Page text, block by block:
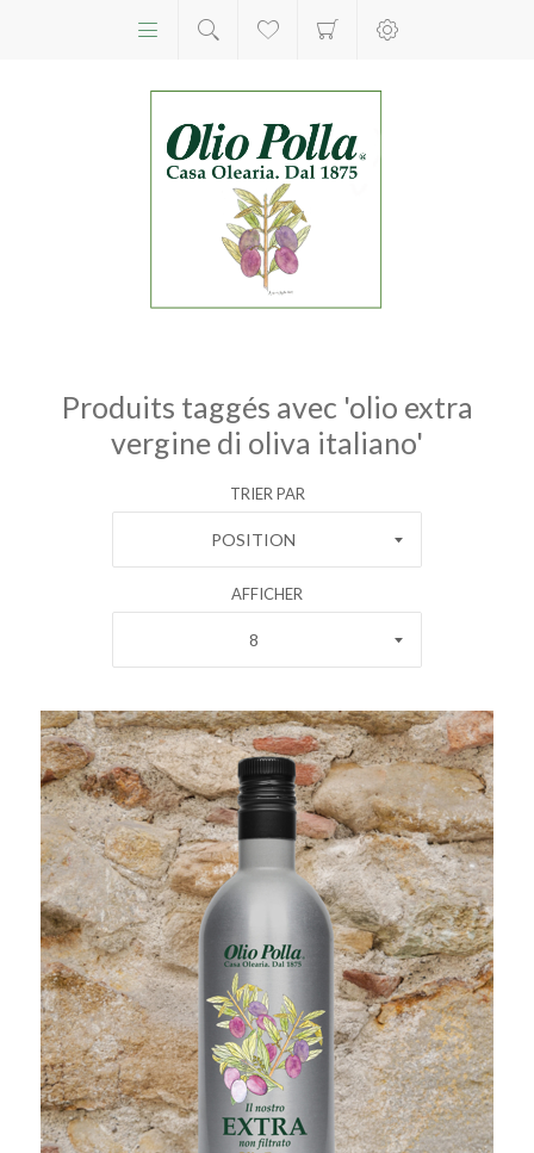
Produits taggés avec 'olio extra
vergine di oliva italiano'
TRIER PAR
POSITION
AFFICHER
8